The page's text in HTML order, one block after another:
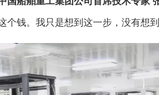
个钱。我只是想到这一步，没有想